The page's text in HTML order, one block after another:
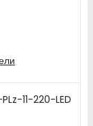
11-220-LED